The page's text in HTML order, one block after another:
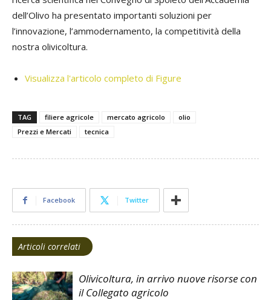
dell’Olivo ha presentato importanti soluzioni per
l’innovazione, l’ammodernamento, la competitività della
nostra olivicoltura.
Visualizza l'articolo completo di Figure
TAG filiere agricole mercato agricolo
olio
Prezzi e Mercati
tecnica
Facebook Twitter
Articoli correlati
Olivicoltura, in arrivo nuove risorse con
il Collegato agricolo